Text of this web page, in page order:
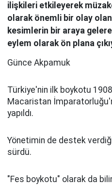
ilişkileri etkileyerek
olarak önemli bir olay
kesimlerin bir araya
eylem olarak ön plana
Günce Akpamuk
Türkiye'nin ilk boykotu
Macaristan
yapıldı.
Yönetimin de destek
sürdü.
"Fes boykotu" olarak da